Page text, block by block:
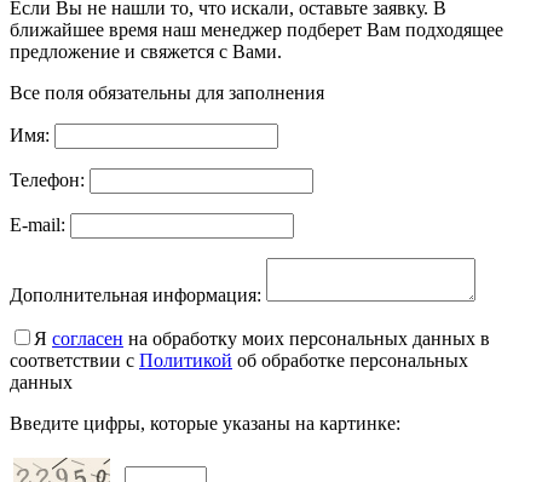
Если Вы не нашли то, что искали, оставьте заявку. В
ближайшее время наш менеджер подберет Вам подходящее
предложение и свяжется с Вами.
Все поля обязательны для заполнения
Имя:
Телефон:
E-mail:
Дополнительная информация:
Я согласен на обработку моих персональных данных в
соответствии с Политикой об обработке персональных
данных
Введите цифры, которые указаны на картинке: